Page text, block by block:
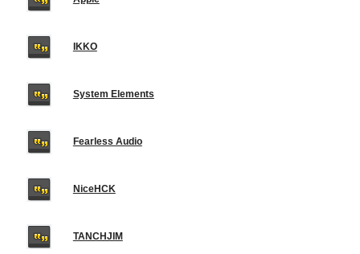
IKKO
System Elements
Fearless Audio
NiceHCK
TANCHJIM